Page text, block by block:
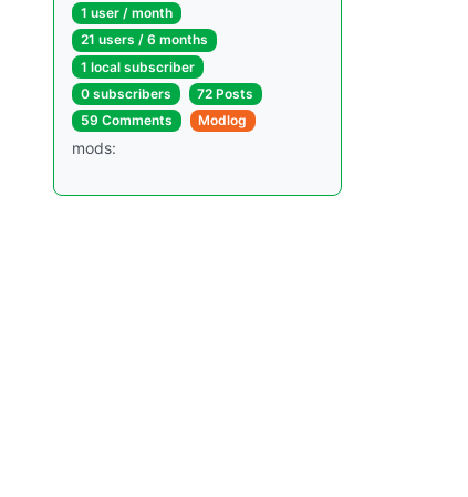
1 user / month
21 users / 6 months
1 local subscriber
0 subscribers
72 Posts
59 Comments
Modlog
mods: